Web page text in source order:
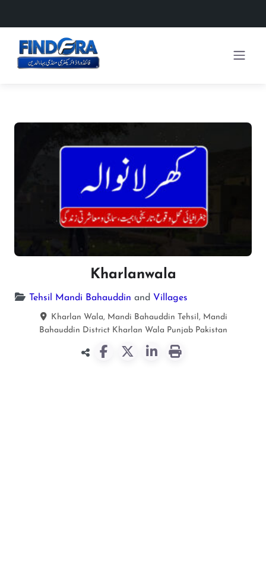
Kharlanwala
Tehsil Mandi Bahauddin and Villages
Kharlan Wala, Mandi Bahauddin Tehsil, Mandi
Bahauddin District Kharlan Wala Punjab Pakistan